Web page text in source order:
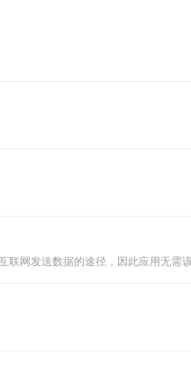
网发送数据的途径，因此应用无需